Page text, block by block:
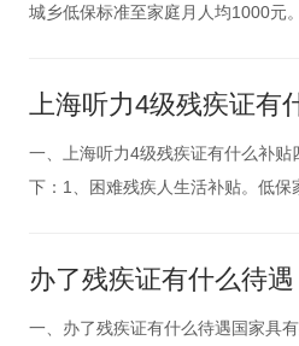
城乡低保标准至家庭月人均1000元
城乡低保标准从2017年的家庭月人
低
上海听力4级残疾证有
一、上海听力4级残疾证有什么补贴
下：1、困难残疾人生活补贴。低保
重残补贴金政策和最低生活保障制
贴。3、低保家
办了残疾证有什么待遇
一、办了残疾证有什么待遇国家具